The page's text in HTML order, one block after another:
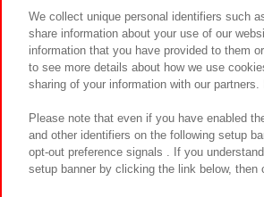
We collect unique personal identifiers such
share information about your use of our
information that you have provided to them
to see more details about how we use
sharing of your information with our
Please note that even if you have enabled
and other identifiers on the following setup
opt-out preference signals . If you
setup banner by clicking the link below,